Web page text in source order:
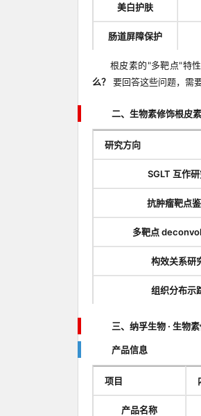
美白护肤
肠道屏障保护
根皮素的"多靶点"特
么？
要回答这些问题，需
二、生物素修饰根皮
研究方向
SGLT 互作
抗肿瘤靶点
多靶点
构效关系研
组织分布示
三、纳孚生物 · 生物
产品信息
项目
产品名称